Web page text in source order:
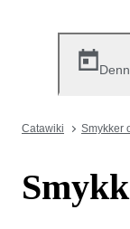
Catawiki Smykker